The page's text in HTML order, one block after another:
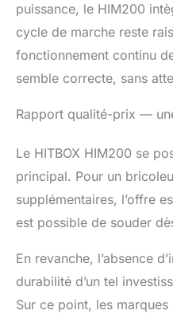
puissance, le HIM200
cycle de marche reste
fonctionnement continu
semble correcte, sans
Rapport qualité-prix —
Le HITBOX HIM200 se
principal. Pour un
supplémentaires, l’offre
est possible de souder
En revanche, l’absence
durabilité d’un tel
Sur ce point, les